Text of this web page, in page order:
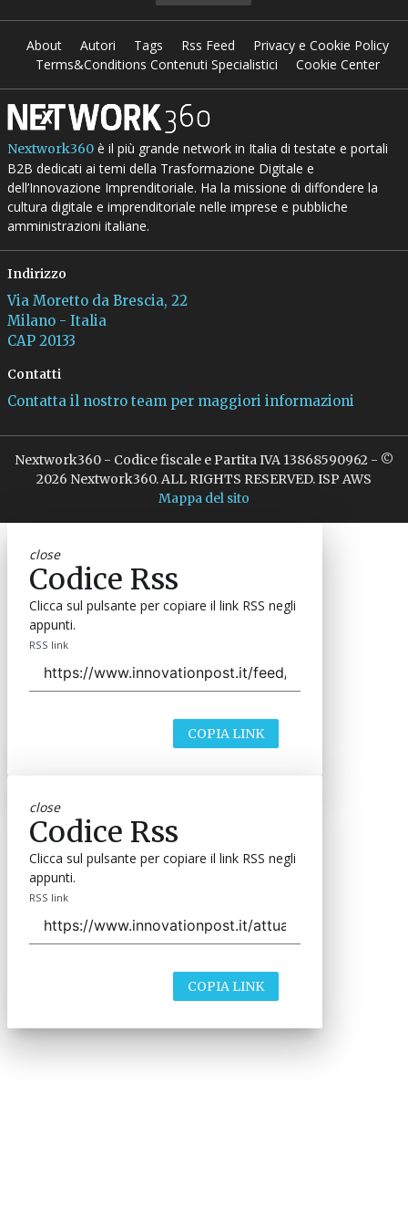
About Autori Tags Rss Feed
Privacy e Cookie Policy
Terms&Conditions Contenuti Specialistici
Cookie Center
Nextwork360è il più grande network in Italia di testate e portali
B2B dedicati ai temi della Trasformazione Digitale e
dell’Innovazione Imprenditoriale. Ha la missione di diffondere la
cultura digitale e imprenditoriale nelle imprese e pubbliche
amministrazioni italiane.
Indirizzo
Via Moretto da Brescia, 22
Milano - Italia
CAP 20133
Contatti
Contatta il nostro team per maggiori informazioni
Nextwork360 - Codice fiscale e Partita IVA 13868590962 - ©
2026 Nextwork360. ALL RIGHTS RESERVED. ISP AWS
Mappa del sito
close
Codice Rss
Clicca sul pulsante per copiare il link RSS negli
appunti.
RSS link
COPIA LINK
close
Codice Rss
Clicca sul pulsante per copiare il link RSS negli
appunti.
RSS link
COPIA LINK